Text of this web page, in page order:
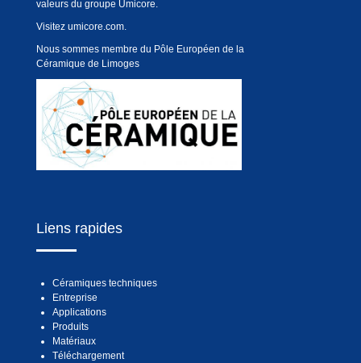
valeurs du groupe Umicore.
Visitez umicore.com.
Nous sommes membre du Pôle Européen de la
Céramique de Limoges
Liens rapides
Céramiques techniques
Entreprise
Applications
Produits
Matériaux
Téléchargement